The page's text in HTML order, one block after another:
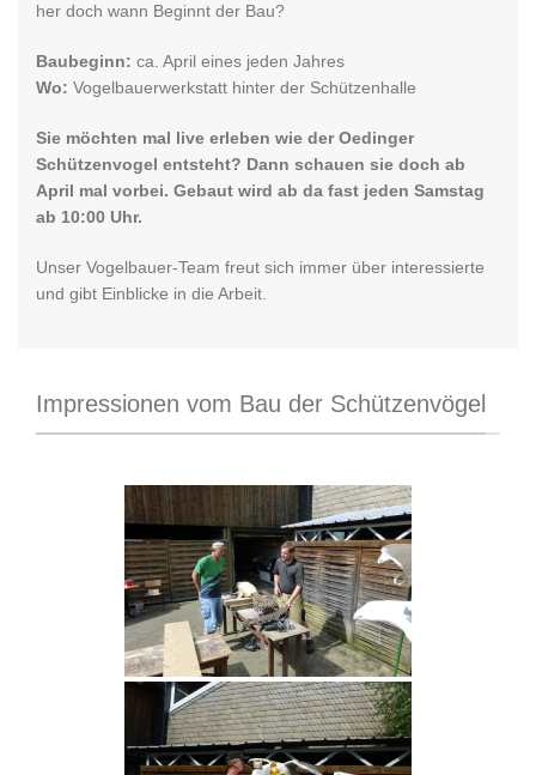
her doch wann Beginnt der Bau?
Baubeginn: ca. April eines jeden Jahres
Wo: Vogelbauerwerkstatt hinter der Schützenhalle
Sie möchten mal live erleben wie der Oedinger
Schützenvogel entsteht? Dann schauen sie doch ab
April mal vorbei. Gebaut wird ab da fast jeden Samstag
ab 10:00 Uhr.
Unser Vogelbauer-Team freut sich immer über interessierte
und gibt Einblicke in die Arbeit.
Impressionen vom Bau der Schützenvögel